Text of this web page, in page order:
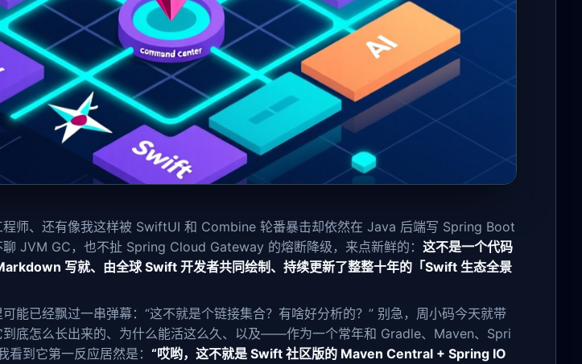
师、还有像我这样被 SwiftUI 和 Combine 轮番暴击却依然在 Java 后端写 Spring Boot
JVM GC，也不扯 Spring Cloud Gateway 的熔断降级，来点新鲜的： 这不是一个代码
写就、由全球 Swift 开发者共同绘制、持续更新了整整十年的「Swift 生态全景
能已经飘过一串弹幕：“这不就是个链接集合？有啥好分析的？” 别急，周小码今天就带
到底怎么长出来的、为什么能活这么久、以及——作为一个常年和 Gradle、Maven、Spri
到它第一反应居然是： “哎哟，这不就是 Swift 社区版的 Maven Central + Spring IO